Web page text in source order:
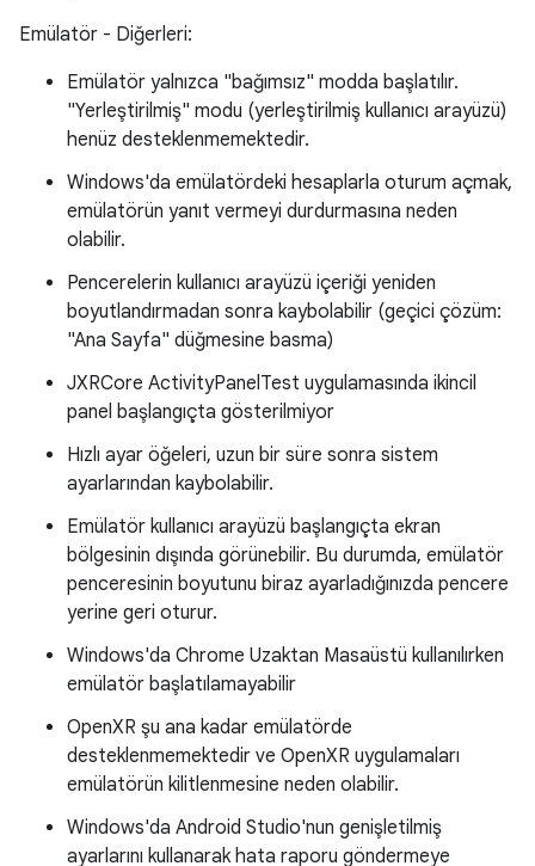
Emülatör - Diğerleri:
Emülatör yalnızca "bağımsız" modda başlatılır.
"Yerleştirilmiş" modu (yerleştirilmiş kullanıcı arayüzü)
henüz desteklenmemektedir.
Windows'da emülatördeki hesaplarla oturum açmak,
emülatörün yanıt vermeyi durdurmasına neden
olabilir.
Pencerelerin kullanıcı arayüzü içeriği yeniden
boyutlandırmadan sonra kaybolabilir (geçici çözüm:
"Ana Sayfa" düğmesine basma)
JXRCore ActivityPanelTest uygulamasında ikincil
panel başlangıçta gösterilmiyor
Hızlı ayar öğeleri, uzun bir süre sonra sistem
ayarlarından kaybolabilir.
Emülatör kullanıcı arayüzü başlangıçta ekran
bölgesinin dışında görünebilir. Bu durumda, emülatör
penceresinin boyutunu biraz ayarladığınızda pencere
yerine geri oturur.
Windows'da Chrome Uzaktan Masaüstü kullanılırken
emülatör başlatılamayabilir
OpenXR şu ana kadar emülatörde
desteklenmemektedir ve OpenXR uygulamaları
emülatörün kilitlenmesine neden olabilir.
Windows'da Android Studio'nun genişletilmiş
ayarlarını kullanarak hata raporu göndermeye